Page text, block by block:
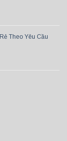
Theo Yêu Cầu